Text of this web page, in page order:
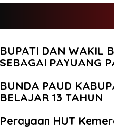
BUPATI DAN WAKIL
SEBAGAI PAYUANG
BUNDA PAUD
BELAJAR 13 TAHUN
Perayaan HUT